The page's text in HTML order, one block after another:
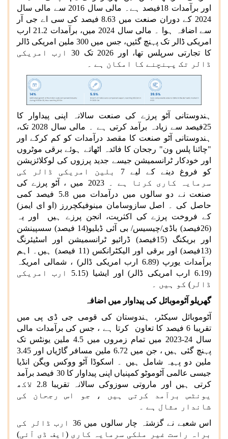
اور برآمدات 18فیصد ہے۔ مالی سال 2016 سے مالی سال
2024 کے دوران صنعت میں 8.63 فیصد کی سی اے جی آر
سے اضافہ ہوا ۔ مالی سال 2024 میں، برآمدات 21.2 ارب
امریکی ڈالر تک پہنچ گئیں، جس میں 300 ملین امریکی ڈالر
کا تجارتی سرپلس تھا، اور 2026 تک 30 ارب امریکی
ڈالر تک پہنچنے کا امکان ہے ۔
ہندوستانی آٹو پرزے کی صنعت سالانہ اپنی پیداوار کا
25فیصد سے زیادہ برآمد کرتی ہے ۔ مالی سال 2028 تک،
ہندوستانی آٹو صنعت کا مقصد درآمدات کو کم کرکے اور
"چائنا پلس ون" رجحان کا فائدہ اٹھاتے ہوئے برقی موٹروں
اور خودکار ٹرانسمیشن جیسے جدید پرزوں کی لوکلائزیشن
کو فروغ دینے کے لیے 7 بلین امریکی ڈالر کی
سرمایہ کاری کرنا ہے ۔ 2023 میں ، آٹو پرزے کی
صنعت نے دو سالوں میں درآمدات میں 5.8 فیصد کمی
حاصل کی ۔ اصل سازوسامان مینوفیکچررز (او ای ایمز)
کے فروخت پرزے کی اکثریت، انجن پرزے ہیں اور یہ
(26فیصد) باڈی/چیسیس/
بی آئی ڈبلیو(14 فیصد) سسپینشن
اور بریکنگ (15فیصد) ڈرائیو ٹرانسمیشن اور اسٹیئرنگ
(13فیصد) اور برقی اور الیکٹرانکس (11 فیصد) ہیں۔ اہم
برآمدات یورپ (6.89 ارب امریکی ڈالر) ، شمالی امریکہ
(6.19 ارب امریکی ڈالر) اور ایشیا (5.15 ارب امریکی
ڈالر) کو ہیں ۔
گھریلو آٹوموبائل کی پیداوار میں اضافہ
آٹوموبائل سیکٹر، ہندوستان کی قومی جی ڈی پی میں
تقریبا 6 فیصد کا تعاون کرتا ہے ، جس کی برآمدات مالی
سال 24-2023 میں تمام زمروں میں 4.5 ملین یونٹس تک
پہنچ گئی ہیں ، جن میں 6.72 ملین مسافر گاڑیاں اور 3.45
ملین دو پہیہ شامل ہیں ۔ اسکوڈا آٹو ووکس ویگن انڈیا
جیسی عالمی آٹوموٹو کمپنیاں اپنی پیداوار کا 30 فیصد برآمد
کرتی ہیں اور ماروتی سوزوکی سالانہ تقریبا 2.8 لاکھ
یونٹس برآمد کرتی ہیں ، جو اس رجحان کی
شاندار مثال ہے ۔
اس شعبے نے گزشتہ چار سالوں میں 36 ارب ڈالر کی
براہ راست غیر ملکی سرمایہ کاری (ایف ڈی آئی)